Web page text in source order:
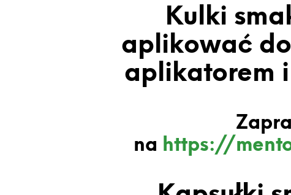
Kulki
aplikować
aplikatorem
na https://